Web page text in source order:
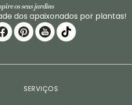
dos apaixonados por plantas!
SERVIÇOS